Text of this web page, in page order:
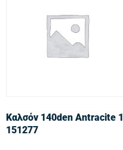
Καλσόν 140den Antracite 1
151277